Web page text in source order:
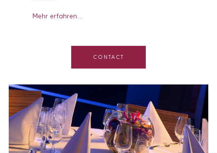
Mehr erfahren...
CONTACT